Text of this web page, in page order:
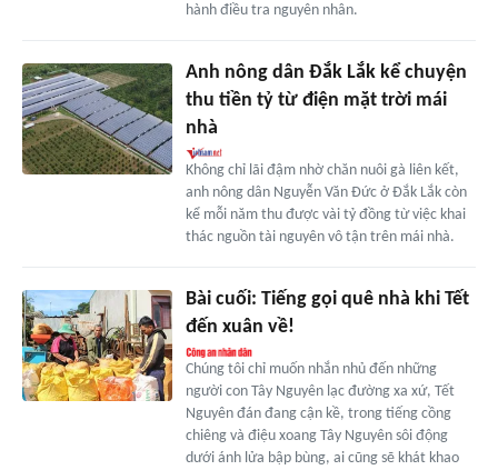
hành điều tra nguyên nhân.
Anh nông dân Đắk Lắk kể chuyện
thu tiền tỷ từ điện mặt trời mái
nhà
Không chỉ lãi đậm nhờ chăn nuôi gà liên kết,
anh nông dân Nguyễn Văn Đức ở Đắk Lắk còn
kể mỗi năm thu được vài tỷ đồng từ việc khai
thác nguồn tài nguyên vô tận trên mái nhà.
Bài cuối: Tiếng gọi quê nhà khi Tết
đến xuân về!
Chúng tôi chỉ muốn nhắn nhủ đến những
người con Tây Nguyên lạc đường xa xứ, Tết
Nguyên đán đang cận kề, trong tiếng cồng
chiêng và điệu xoang Tây Nguyên sôi động
dưới ánh lửa bập bùng, ai cũng sẽ khát khao